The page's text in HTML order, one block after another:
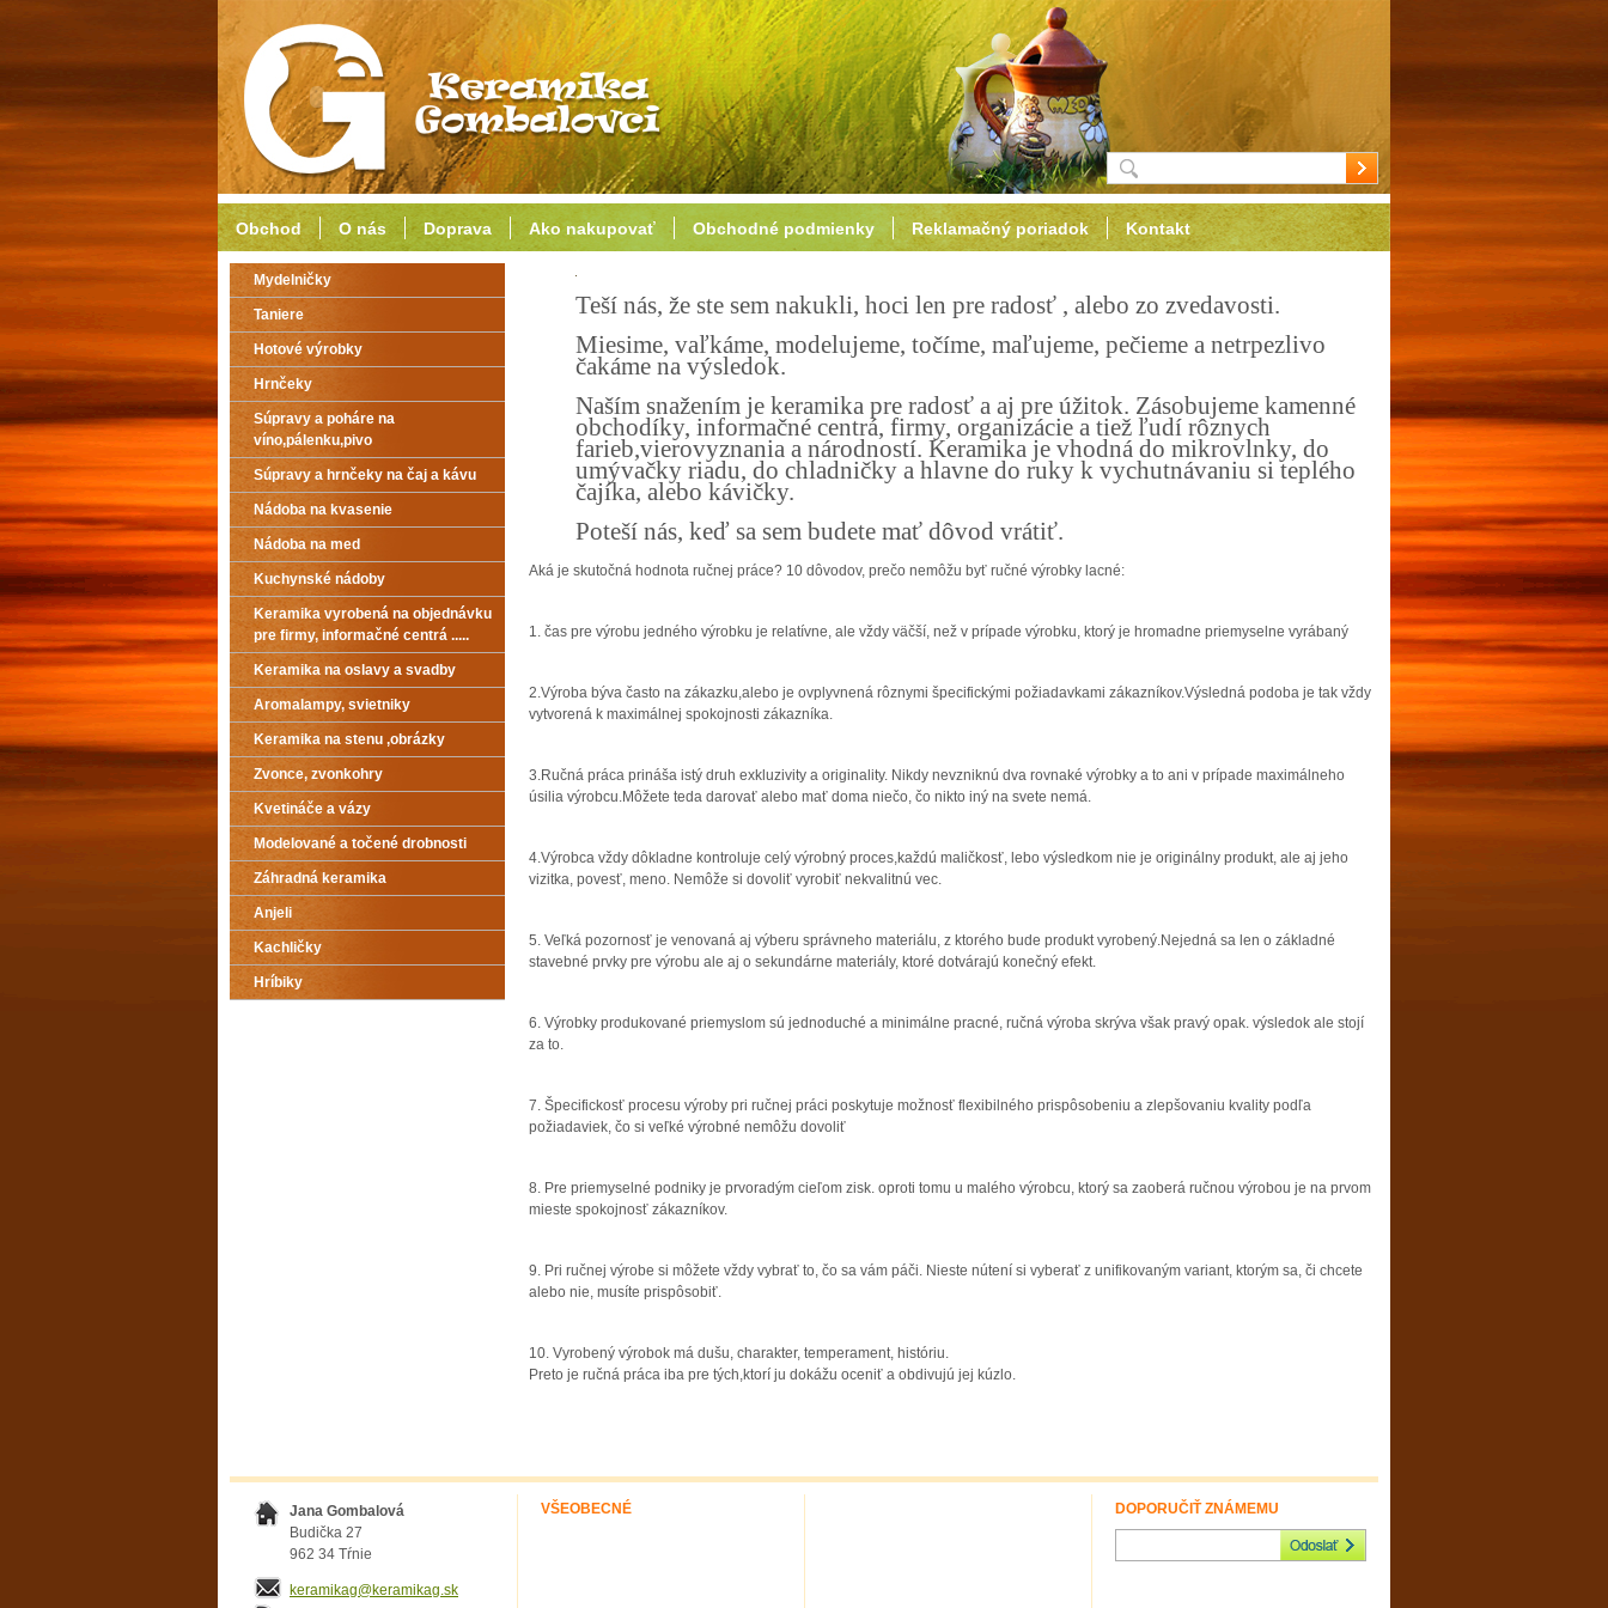
Teší nás, že ste sem nakukli, hoci len pre radosť , alebo zo zvedavosti.
Miesime, vaľkáme, modelujeme, točíme, maľujeme, pečieme a netrpezlivo
čakáme na výsledok.
Naším snažením je keramika pre radosť a aj pre úžitok. Zásobujeme kamenné
obchodíky, informačné centrá, firmy, organizácie a tiež ľudí rôznych
farieb,vierovyznania a národností. Keramika je vhodná do mikrovlnky, do
umývačky riadu, do chladničky a hlavne do ruky k vychutnávaniu si teplého
čajíka, alebo kávičky.
Poteší nás, keď sa sem budete mať dôvod vrátiť.
Aká je skutočná hodnota ručnej práce? 10 dôvodov, prečo nemôžu byť ručné výrobky lacné:
1. čas pre výrobu jedného výrobku je relatívne, ale vždy väčší, než v prípade výrobku, ktorý je hromadne priemyselne vyrábaný
2.Výroba býva často na zákazku,alebo je ovplyvnená rôznymi špecifickými požiadavkami zákazníkov.Výsledná podoba je tak vždy
vytvorená k maximálnej spokojnosti zákazníka.
3.Ručná práca prináša istý druh exkluzivity a originality. Nikdy nevzniknú dva rovnaké výrobky a to ani v prípade maximálneho
úsilia výrobcu.Môžete teda darovať alebo mať doma niečo, čo nikto iný na svete nemá.
4.Výrobca vždy dôkladne kontroluje celý výrobný proces,každú maličkosť, lebo výsledkom nie je originálny produkt, ale aj jeho
vizitka, povesť, meno. Nemôže si dovoliť vyrobiť nekvalitnú vec.
5. Veľká pozornosť je venovaná aj výberu správneho materiálu, z ktorého bude produkt vyrobený.Nejedná sa len o základné
stavebné prvky pre výrobu ale aj o sekundárne materiály, ktoré dotvárajú konečný efekt.
6. Výrobky produkované priemyslom sú jednoduché a minimálne pracné, ručná výroba skrýva však pravý opak. výsledok ale stojí
za to.
7. Špecifickosť procesu výroby pri ručnej práci poskytuje možnosť flexibilného prispôsobeniu a zlepšovaniu kvality podľa
požiadaviek, čo si veľké výrobné nemôžu dovoliť
8. Pre priemyselné podniky je prvoradým cieľom zisk. oproti tomu u malého výrobcu, ktorý sa zaoberá ručnou výrobou je na prvom
mieste spokojnosť zákazníkov.
9. Pri ručnej výrobe si môžete vždy vybrať to, čo sa vám páči. Nieste nútení si vyberať z unifikovaným variant, ktorým sa, či chcete
alebo nie, musíte prispôsobiť.
10. Vyrobený výrobok má dušu, charakter, temperament, históriu.
Preto je ručná práca iba pre tých,ktorí ju dokážu oceniť a obdivujú jej kúzlo.
Mydelničky
Taniere
Hotové výrobky
Hrnčeky
Súpravy a poháre na
víno,pálenku,pivo
Súpravy a hrnčeky na čaj a kávu
Nádoba na kvasenie
Nádoba na med
Kuchynské nádoby
Keramika vyrobená na objednávku
pre firmy, informačné centrá .....
Keramika na oslavy a svadby
Aromalampy, svietniky
Keramika na stenu ,obrázky
Zvonce, zvonkohry
Kvetináče a vázy
Modelované a točené drobnosti
Záhradná keramika
Anjeli
Kachličky
Hríbiky
Jana Gombalová
Budička 27
962 34 Tŕnie
keramikag@keramikag.sk
VŠEOBECNÉ DOPORUČIŤ ZNÁMEMU
Obchod O nás Doprava Ako nakupovať Obchodné podmienky Reklamačný poriadok Kontakt